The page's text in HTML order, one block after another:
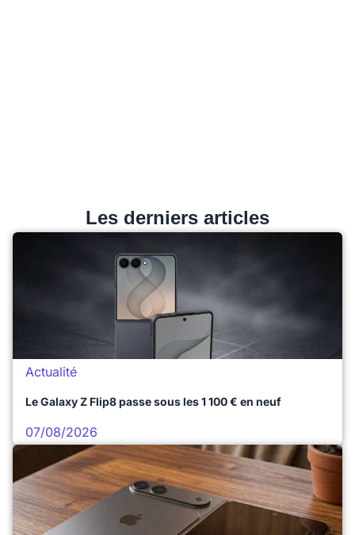
Les derniers articles
Actualité
Le Galaxy Z Flip8 passe sous les 1 100 € en neuf
07/08/2026